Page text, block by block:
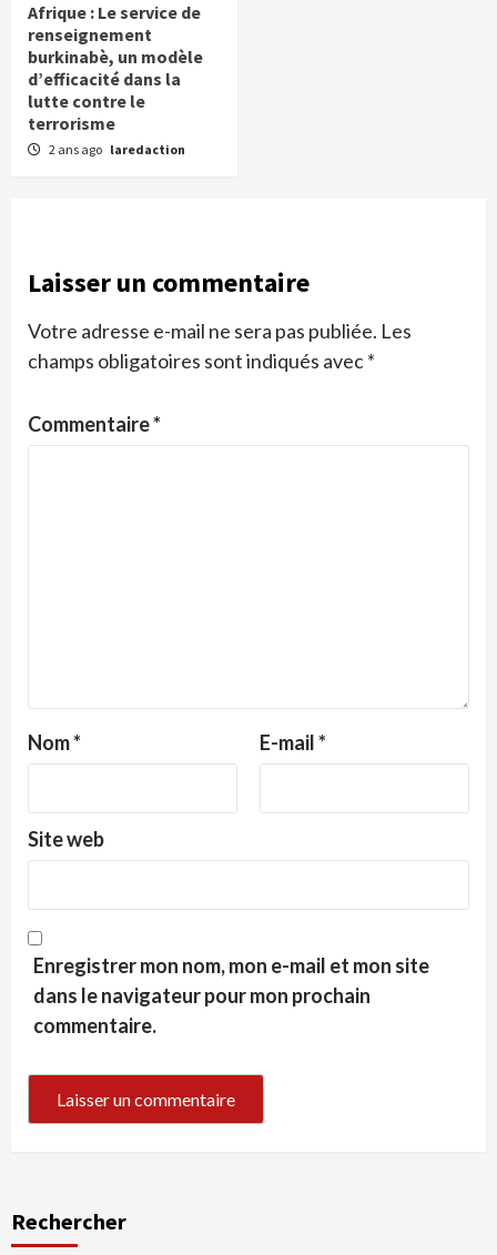
Afrique : Le service de
renseignement
burkinabè, un modèle
d’efficacité dans la
lutte contre le
terrorisme
2 ans ago laredaction
Laisser un commentaire
Votre adresse e-mail ne sera pas publiée. Les
champs obligatoires sont indiqués avec*
Commentaire*
Nom* E-mail*
Site web
Enregistrer mon nom, mon e-mail et mon site
dans le navigateur pour mon prochain
commentaire.
Rechercher